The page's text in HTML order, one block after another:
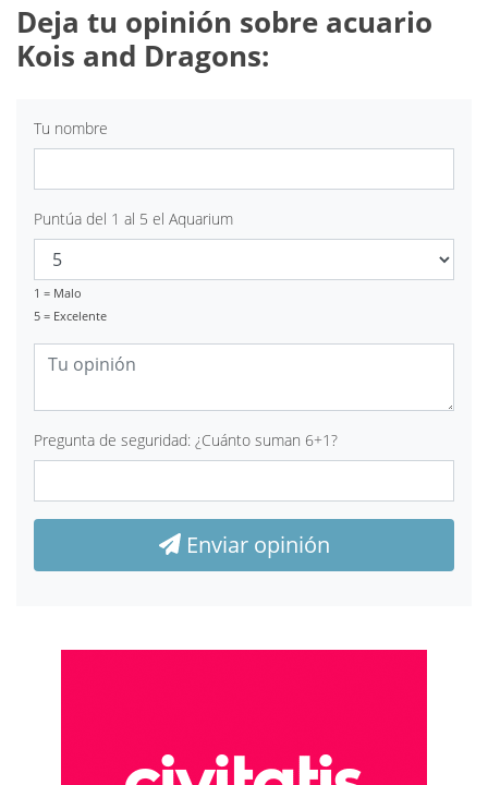
Deja tu opinión sobre acuario
Kois and Dragons:
Tu nombre
Puntúa del 1 al 5 el Aquarium
1 = Malo
5 = Excelente
Pregunta de seguridad: ¿Cuánto suman 6+1?
Enviar opinión